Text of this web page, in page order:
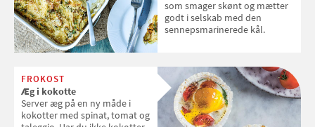
som smager skønt og mætter
godt i selskab med den
sennepsmarinerede kål.
FROKOST
Æg i kokotte
Server æg på en ny måde i
kokotter med spinat, tomat og